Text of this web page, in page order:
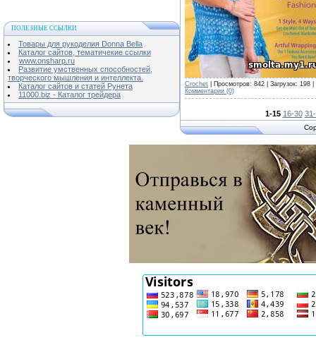
ПОЛЕЗНЫЕ ССЫЛКИ
Товары для рукоделия Donna Bella
Каталог сайтов, тематичекие ссылки
www.onsharp.ru
Развитие умственных способностей,
творческого мышления и интеллекта.
Каталог сайтов и статей Рунета
11000.biz - Каталог трейдера
Crochet | Просмотров: 842 | Загрузок: 198
Комментарии (0)
1-15 16-30